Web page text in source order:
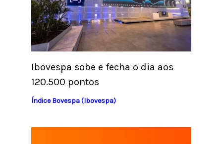
Ibovespa sobe e fecha o dia aos
120.500 pontos
Índice Bovespa (Ibovespa)